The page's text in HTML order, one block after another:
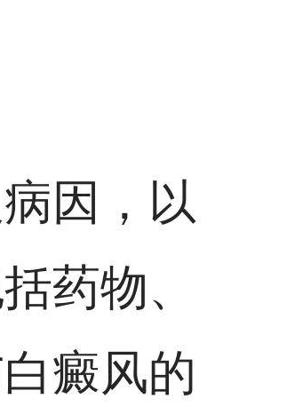
因，以
药物、
癜风的